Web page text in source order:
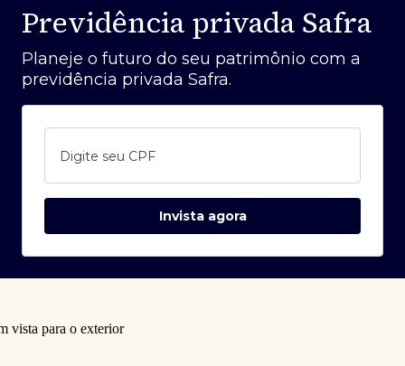
Previdência privada Safra
Planeje o futuro do seu patrimônio com a
previdência privada Safra.
Digite seu CPF
Invista agora